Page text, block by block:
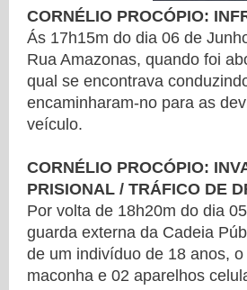
CORNÉLIO PROCÓPIO:
Ás 17h15m do dia 06 de
Rua Amazonas, quando foi
qual se encontrava
encaminharam-no para as
veículo.
CORNÉLIO PROCÓPIO:
PRISIONAL / TRÁFICO DE
Por volta de 18h20m do dia
guarda externa da Cadeia
de um indivíduo de 18 anos,
maconha e 02 aparelhos